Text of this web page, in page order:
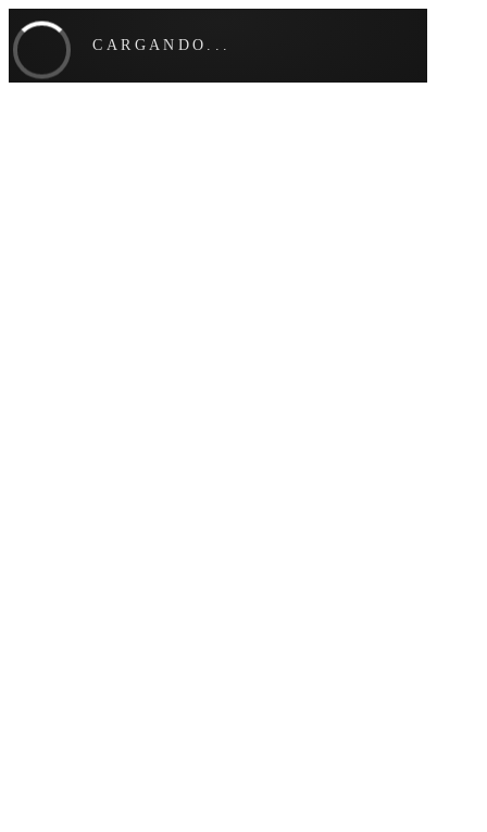
CARGANDO...